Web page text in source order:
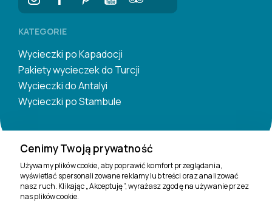
KATEGORIE
Wycieczki po Kapadocji
Pakiety wycieczek do Turcji
Wycieczki do Antalyi
Wycieczki po Stambule
Cenimy Twoją prywatność
Używamy plików cookie, aby poprawić komfort przeglądania,
wyświetlać spersonalizowane reklamy lub treści oraz analizować
nasz ruch. Klikając „Akceptuję”, wyrażasz zgodę na używanie przez
nas plików cookie.
Jesteśmy tu, by
pomóc